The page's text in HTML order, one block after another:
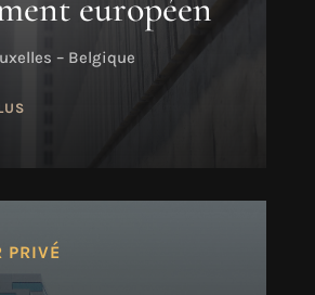
européen
– Belgique
PRIVÉ